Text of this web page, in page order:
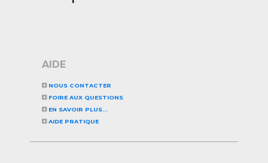
AIDE
NOUS CONTACTER
FOIRE AUX QUESTIONS
EN SAVOIR PLUS...
AIDE PRATIQUE